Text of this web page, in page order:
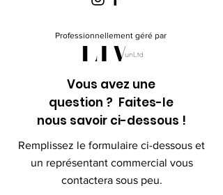
Professionnellement géré par
Vous avez une
question ? Faites-le
nous savoir ci-dessous !
Remplissez le formulaire ci-dessous et
un représentant commercial vous
contactera sous peu.